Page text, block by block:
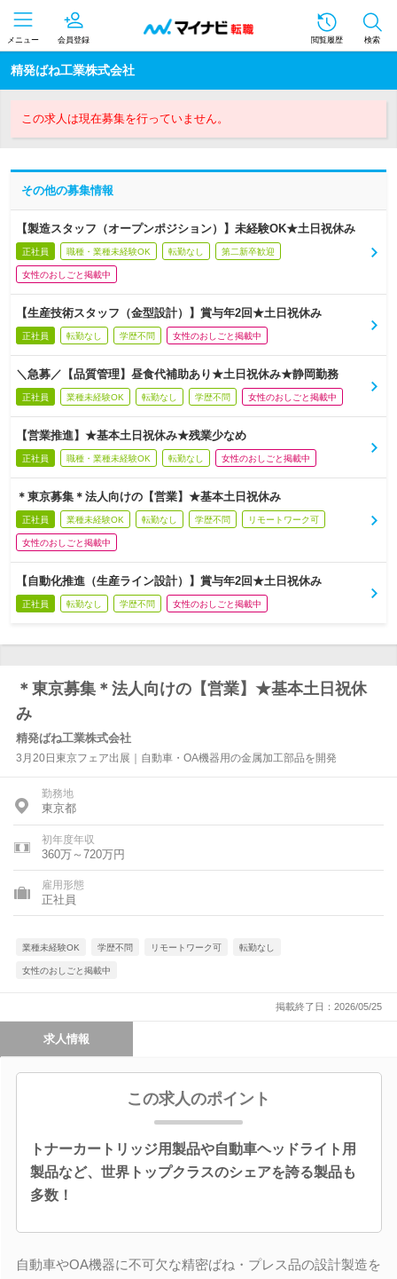
メニュー 会員登録 閲覧履歴 検索
精発ばね工業株式会社
この求人は現在募集を行っていません。
その他の募集情報
【製造スタッフ（オープンポジション）】未経験OK★土日祝休み
正社員 職種・業種未経験OK 転勤なし 第二新卒歓迎
女性のおしごと掲載中
【生産技術スタッフ（金型設計）】賞与年2回★土日祝休み
正社員 転勤なし 学歴不問 女性のおしごと掲載中
＼急募／【品質管理】昼食代補助あり★土日祝休み★静岡勤務
正社員 業種未経験OK 転勤なし 学歴不問 女性のおしごと掲載中
【営業推進】★基本土日祝休み★残業少なめ
正社員 職種・業種未経験OK 転勤なし 女性のおしごと掲載中
＊東京募集＊法人向けの【営業】★基本土日祝休み
正社員 業種未経験OK 転勤なし 学歴不問 リモートワーク可
女性のおしごと掲載中
【自動化推進（生産ライン設計）】賞与年2回★土日祝休み
正社員 転勤なし 学歴不問 女性のおしごと掲載中
＊東京募集＊法人向けの【営業】★基本土日祝休
み
精発ばね工業株式会社
3月20日東京フェア出展｜自動車・OA機器用の金属加工部品を開発
勤務地
東京都
初年度年収
360万～720万円
雇用形態
正社員
業種未経験OK 学歴不問 リモートワーク可 転勤なし
女性のおしごと掲載中
掲載終了日：2026/05/25
求人情報
この求人のポイント
トナーカートリッジ用製品や自動車ヘッドライト用
製品など、世界トップクラスのシェアを誇る製品も
多数！
自動車やOA機器に不可欠な精密ばね・プレス品の設計製造を